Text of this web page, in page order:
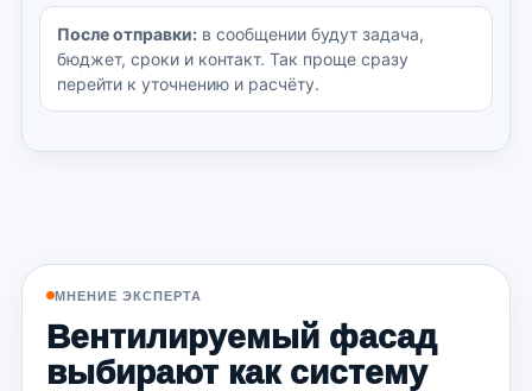
После отправки: в сообщении будут задача,
бюджет, сроки и контакт. Так проще сразу
перейти к уточнению и расчёту.
МНЕНИЕ ЭКСПЕРТА
Вентилируемый фасад
выбирают как систему